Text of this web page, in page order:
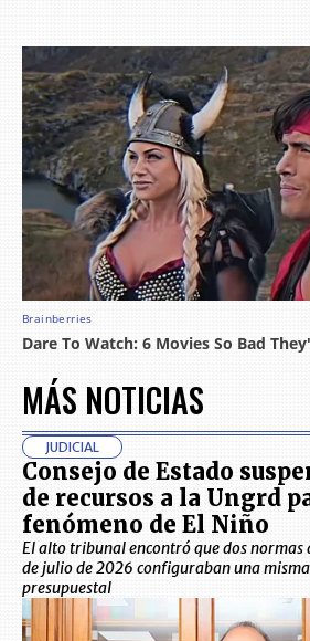
MÁS NOTICIAS
JUDICIAL
Consejo de Estado
de recursos a la Ungrd
fenómeno de El Niño
El alto tribunal encontró que dos normas
de julio de 2026 configuraban una
presupuestal